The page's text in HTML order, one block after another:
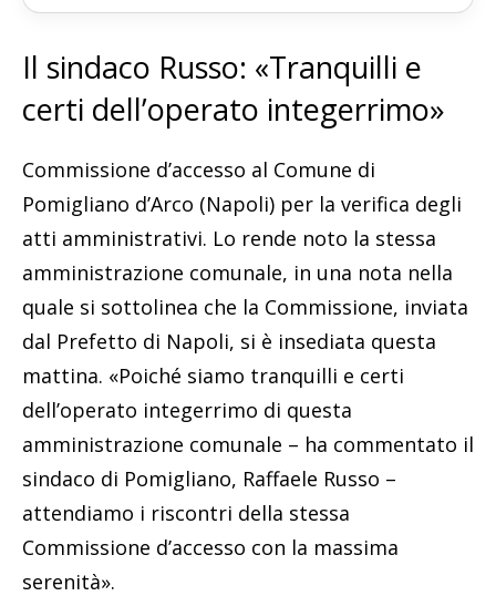
Il sindaco Russo: «Tranquilli e
certi dell’operato integerrimo»
Commissione d’accesso al Comune di
Pomigliano d’Arco (Napoli) per la verifica degli
atti amministrativi. Lo rende noto la stessa
amministrazione comunale, in una nota nella
quale si sottolinea che la Commissione, inviata
dal Prefetto di Napoli, si è insediata questa
mattina. «Poiché siamo tranquilli e certi
dell’operato integerrimo di questa
amministrazione comunale – ha commentato il
sindaco di Pomigliano, Raffaele Russo –
attendiamo i riscontri della stessa
Commissione d’accesso con la massima
serenità».